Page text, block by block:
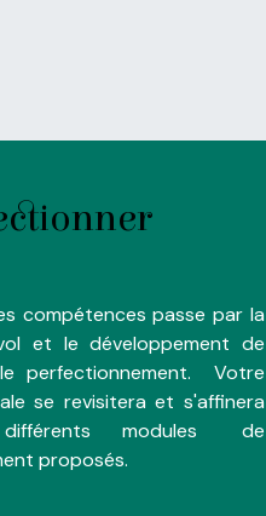
compétences passe par la
et le développement de
perfectionnement. Votre
se revisitera ​et s'affinera
modules
​​de
proposés.